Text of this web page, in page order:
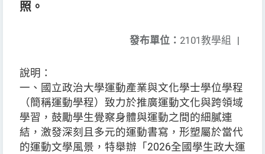
照。
發布單位： 2101教學組 |
說明：
一、國立政治大學運動產業與文化學士學位學程
（簡稱運動學程）致力於推廣運動文化與跨領域
學習，鼓勵學生覺察身體與運動之間的細膩連
結，激發深刻且多元的運動書寫，形塑屬於當代
的運動文學風景，特舉辦「2026全國學生政大運